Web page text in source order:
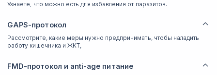
Узнаете, что можно есть для избавления от паразитов.
GAPS-протокол
Рассмотрите, какие меры нужно предпринимать, чтобы наладить
работу кишечника и ЖКТ,
FMD-протокол и anti-age питание